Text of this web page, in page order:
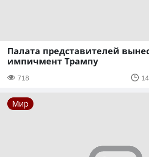
Палата представителей
импичмент Трампу
718
Мир